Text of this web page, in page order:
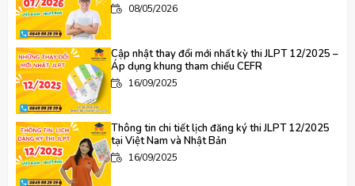
08/05/2026
Cập nhật thay đổi mới nhất kỳ thi JLPT 12/2025 –
Áp dụng khung tham chiếu CEFR
16/09/2025
Thông tin chi tiết lịch đăng ký thi JLPT 12/2025
tại Việt Nam và Nhật Bản
16/09/2025